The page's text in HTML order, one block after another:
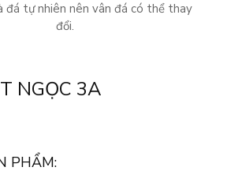
đá tự nhiên nên vân đá có thể thay
đổi.
NGỌC 3A
PHẨM: